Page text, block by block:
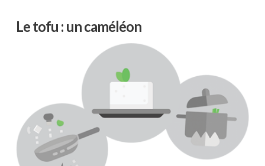
Le tofu : un caméléon